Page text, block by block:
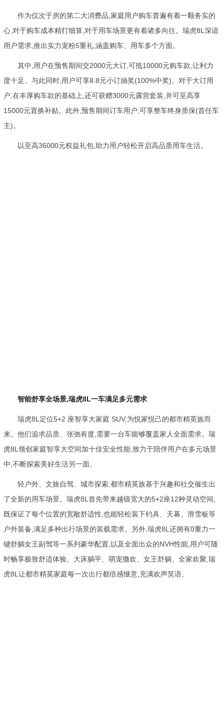
作为仅次于房的第二大消费品,家庭用户购车普遍有着一颗务实的
心,对于购车成本精打细算,对于用车场景更有着诸多向往。瑞虎8L深谙
用户需求,推出实力宠粉5重礼,涵盖购车、用车多个方面。
其中,用户在预售期间交2000元大订,可抵10000元购车款,让利力
度十足。与此同时,用户可享8.8元小订抽奖(100%中奖)。对于大订用
户,在丰厚购车款的基础上,还可获赠3000元露营套装,并可至高享
15000元置换补贴。此外,预售期间订车用户,可享整车终身质保(首任车
主)。
以至高36000元权益礼包,助力用户轻松开启高品质用车生活。
智能舒享全场景,瑞虎8L一车满足多元需求
瑞虎8L定位5+2 座智享大家庭 SUV,为悦家悦己的都市精英族而
来。他们追求品质、张弛有度,需要一台车能够覆盖家人全面需求。瑞
虎8L领创家庭智享大空间加十佳安全性能,致力于陪伴用户在多元场景
中,不断探索美好生活另一面。
轻户外、文旅自驾、城市探索,都市精英族基于兴趣和社交催生出
了全新的用车场景。瑞虎8L首先带来越级宽大的5+2座12种灵动空间,
既保证了每个位置的宽敞舒适性,也能轻松装下钓具、天幕、滑雪板等
户外装备,满足多种出行场景的装载需求。另外,瑞虎8L还拥有0重力一
键舒躺女王副驾等一系列豪华配置,以及全面出众的NVH性能,用户可随
时畅享极致舒适体验。大床躺平、萌宠撒欢、女王舒躺、全家欢聚,瑞
虎8L让都市精英家庭每一次出行都倍感惬意,充满欢声笑语。